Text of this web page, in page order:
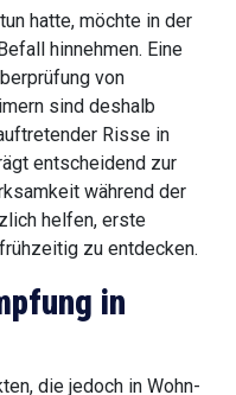
hatte, möchte in der
hinnehmen. Eine
von
sind deshalb
Risse in
entscheidend zur
während der
helfen, erste
zu entdecken.
in
die jedoch in Wohn-